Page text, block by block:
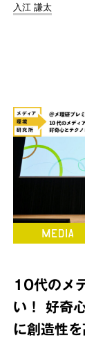
入江 謙太
10代のメ
い！ 好奇
に創造性